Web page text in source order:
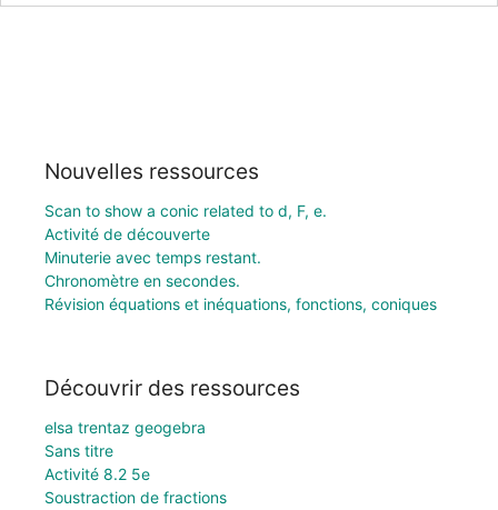
Nouvelles ressources
Scan to show a conic related to d, F, e.
Activité de découverte
Minuterie avec temps restant.
Chronomètre en secondes.
Révision équations et inéquations, fonctions, coniques
Découvrir des ressources
elsa trentaz geogebra
Sans titre
Activité 8.2 5e
Soustraction de fractions